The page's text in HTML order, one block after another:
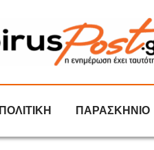
ΠΟΛΙΤΙΚΗ ΠΑΡΑΣΚΗΝΙΟ